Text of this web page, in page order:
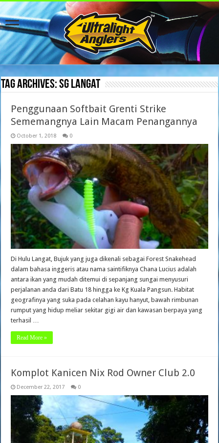
Tag Archives:sg langat
Penggunaan Softbait Grenti Strike
Sememangnya Lain Macam Penangannya
October 1, 2018 0
Di Hulu Langat, Bujuk yang juga dikenali sebagai Forest Snakehead
dalam bahasa inggeris atau nama saintifiknya Chana Lucius adalah
antara ikan yang mudah ditemui di sepanjang sungai menyusuri
perjalanan anda dari Batu 18 hingga ke Kg Kuala Pangsun. Habitat
geografinya yang suka pada celahan kayu hanyut, bawah rimbunan
rumput yang hidup meliar sekitar gigi air dan kawasan berpaya yang
terhasil …
Read More »
Komplot Kanicen Nix Rod Owner Club 2.0
December 22, 2017 0